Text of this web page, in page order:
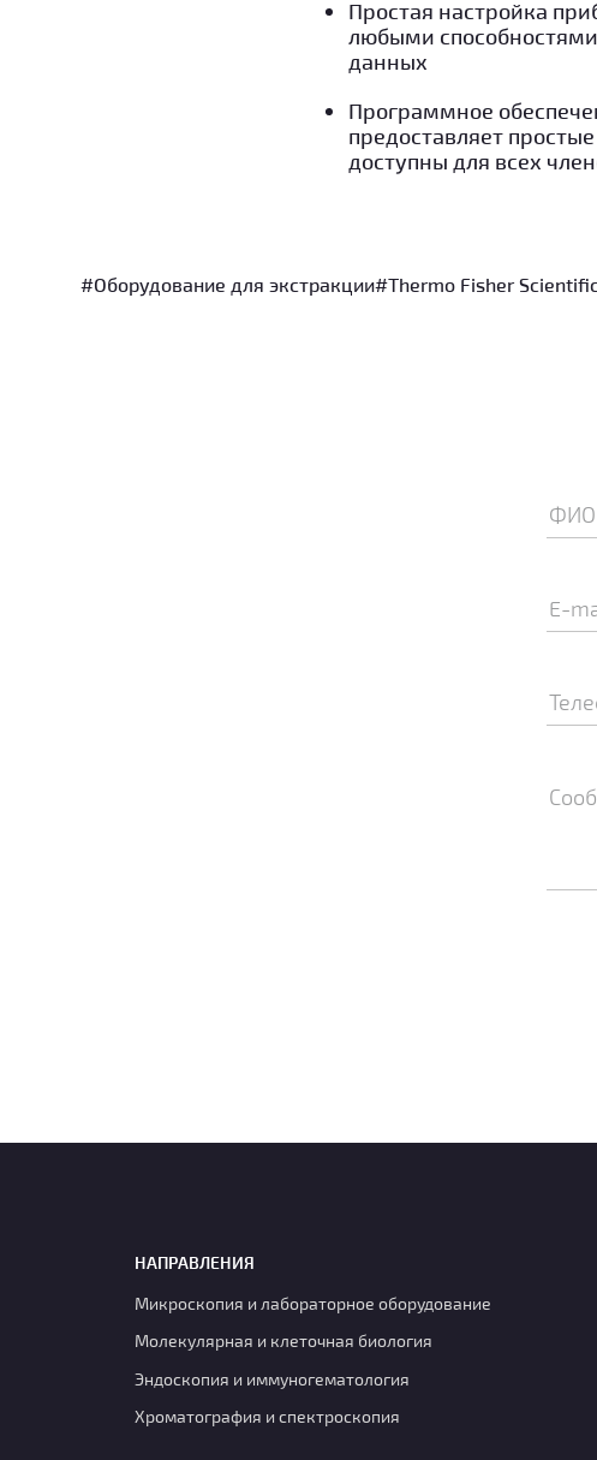
Простая настройка
любыми
данных
Программное
предоставляет
доступны для всех
#Оборудование для экстракции#Thermo Fisher Scientific
НАПРАВЛЕНИЯ
Микроскопия и лабораторное оборудование
Молекулярная и клеточная биология
Эндоскопия и иммуногематология
Хроматография и спектроскопия